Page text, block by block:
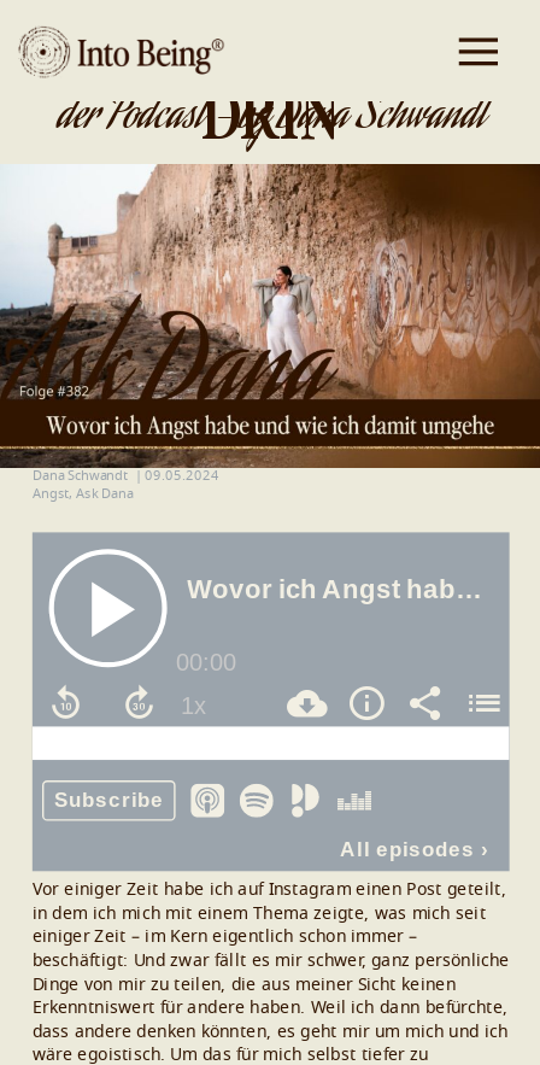
DA IST GOLD
DRIN
der Podcast - by Dana Schwandt
Dana Schwandt
09.05.2024
Angst, Ask Dana
Vor einiger Zeit habe ich auf Instagram einen Post geteilt,
in dem ich mich mit einem Thema zeigte, was mich seit
einiger Zeit – im Kern eigentlich schon immer –
beschäftigt: Und zwar fällt es mir schwer, ganz persönliche
Dinge von mir zu teilen, die aus meiner Sicht keinen
Erkenntniswert für andere haben. Weil ich dann befürchte,
dass andere denken könnten, es geht mir um mich und ich
wäre egoistisch. Um das für mich selbst tiefer zu